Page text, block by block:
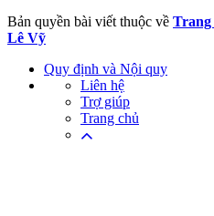
Bản quyền bài viết thuộc về Trang
Lê Vỹ
Quy định và Nội quy
Liên hệ
Trợ giúp
Trang chủ